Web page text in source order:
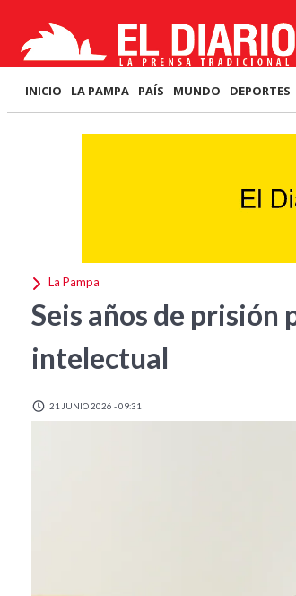
INICIO LA PAMPA PAÍS MUNDO DEPORTES
La Pampa
Seis años de prisión
intelectual
21 JUNIO 2026 - 09:31